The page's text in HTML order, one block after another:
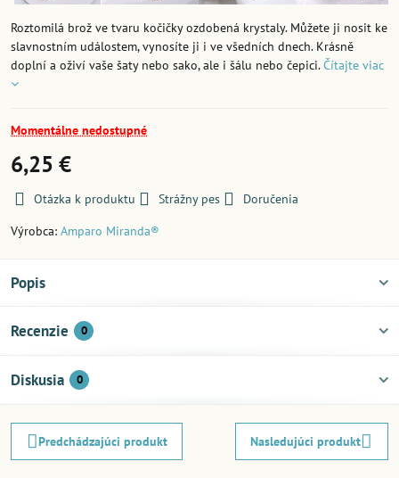
Roztomilá brož ve tvaru kočičky ozdobená krystaly. Můžete ji nosit ke
slavnostním událostem, vynosíte ji i ve všedních dnech. Krásně
doplní a oživí vaše šaty nebo sako, ale i šálu nebo čepici.Čítajte viac
Momentálne nedostupné
6,25 €
Otázka k produktu Strážny pes
Doručenia
Výrobca: Amparo Miranda®
Popis
Recenzie 0
Diskusia 0
Predchádzajúci produkt Nasledujúci produkt